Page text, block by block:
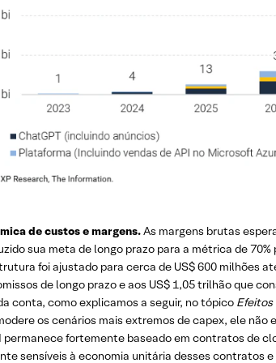
de custos e margens.As margens brutas
sua meta de longo prazo para a métrica de
foi ajustado para cerca de US$ 600 milhões
de longo prazo e aos US$ 1,05 trilhão que
conta, como explicamos a seguir, no tópico Efeitos
os cenários mais extremos de capex, ele
permanece fortemente baseado em contratos de
sensíveis à economia unitária desses contratos